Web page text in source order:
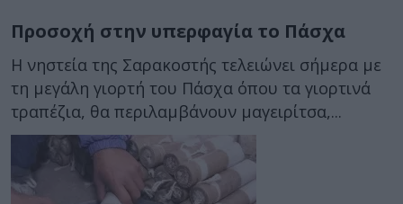
Προσοχή στην υπερφαγία το Πάσχα
Η νηστεία της Σαρακοστής τελειώνει σήμερα με
τη μεγάλη γιορτή του Πάσχα όπου τα γιορτινά
τραπέζια, θα περιλαμβάνουν μαγειρίτσα,...